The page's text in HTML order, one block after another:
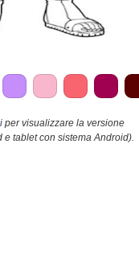
per visualizzare la versione
tablet con sistema Android).